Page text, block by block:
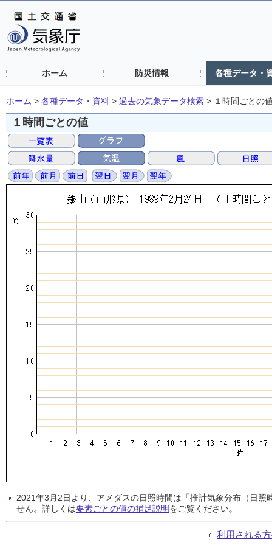
ホーム 防災情報 各種データ・
ホーム > 各種データ・資料 > 過去の気象データ検索 > １時間ごとの
１時間ごとの値
2021年3月2日より、アメダスの日照時間は「推計気象分布（日
せん。詳しくは要素ごとの値の補足説明をご覧ください。
利用される